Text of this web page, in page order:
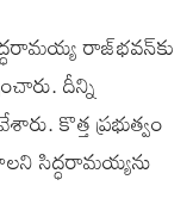
రాజ్‌భవన్‌కు
దీన్ని
కొత్త ప్రభుత్వం
సిద్ధరామయ్యను